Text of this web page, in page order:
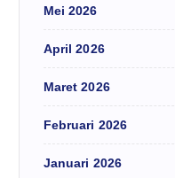
Mei 2026
April 2026
Maret 2026
Februari 2026
Januari 2026